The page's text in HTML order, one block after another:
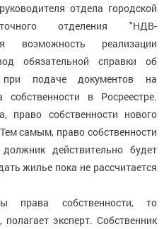
отдела городской
отделения "НДВ-
возможность реализации
обязательной справки об
при подаче документов на
в Росреестре.
право собственности нового
самым, право собственности
действительно будет
жилье пока не рассчитается
права собственности, то
эксперт. Собственник